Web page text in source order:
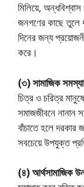
মিলিয়ে,
জনগণের কাছে তুলে
দিনের জন্য
করে।
(৩) সামাজিক
চিত্র ও চরিত্র
সমাজজীবনে
বাঁচাতে হলে
সবচেয়ে উপযুক্ত
(৪) আর্থসামাজিক